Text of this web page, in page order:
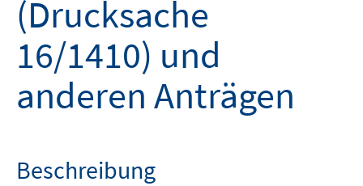
(Drucksache
16/1410) und
anderen Anträgen
Beschreibung